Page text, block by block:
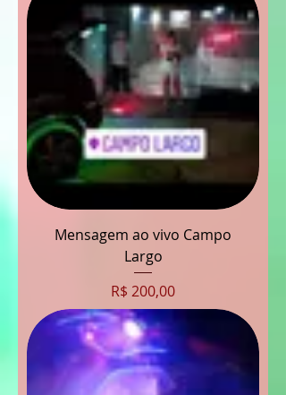
Mensagem ao vivo Campo
Largo
Preço
R$ 200,00